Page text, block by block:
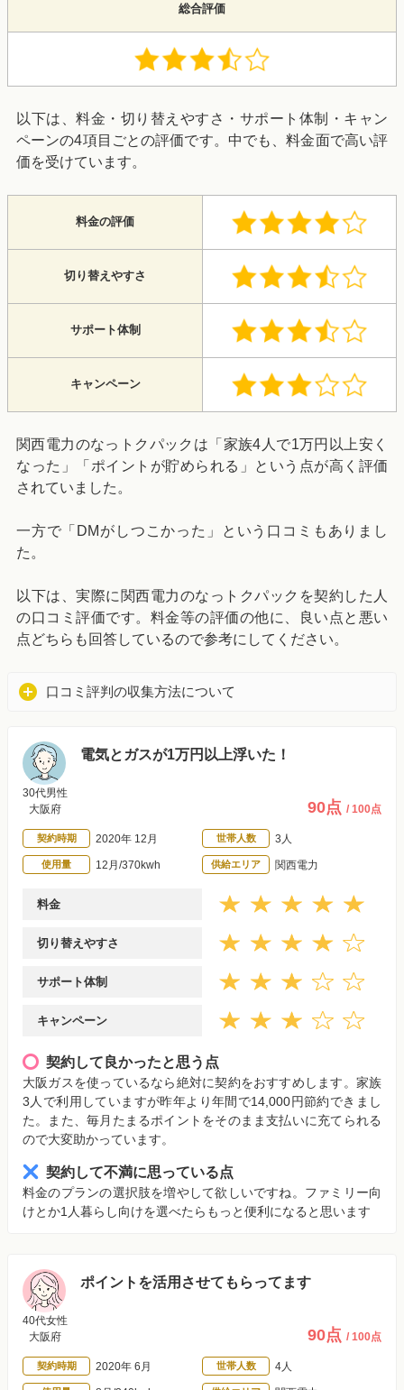
総合評価
以下は、料金・切り替えやすさ・サポート体制・キャン
ペーンの4項目ごとの評価です。中でも、料金面で高い評
価を受けています。
料金の評価
切り替えやすさ
サポート体制
キャンペーン
関西電力のなっトクパックは「家族4人で1万円以上安く
なった」「ポイントが貯められる」という点が高く評価
されていました。
一方で「DMがしつこかった」という口コミもありまし
た。
以下は、実際に関西電力のなっトクパックを契約した人
の口コミ評価です。料金等の評価の他に、良い点と悪い
点どちらも回答しているので参考にしてください。
口コミ評判の収集方法について
電気とガスが1万円以上浮いた！
30代男性
大阪府
90点 / 100点
契約時期 2020年 12月 世帯人数 3人
使用量 12月/370kwh 供給エリア 関西電力
料金
切り替えやすさ
サポート体制
キャンペーン
契約して良かったと思う点
大阪ガスを使っているなら絶対に契約をおすすめします。家族
3人で利用していますが昨年より年間で14,000円節約できまし
た。また、毎月たまるポイントをそのまま支払いに充てられる
ので大変助かっています。
契約して不満に思っている点
料金のプランの選択肢を増やして欲しいですね。ファミリー向
けとか1人暮らし向けを選べたらもっと便利になると思います
ポイントを活用させてもらってます
40代女性
大阪府
90点 / 100点
契約時期 2020年 6月 世帯人数 4人